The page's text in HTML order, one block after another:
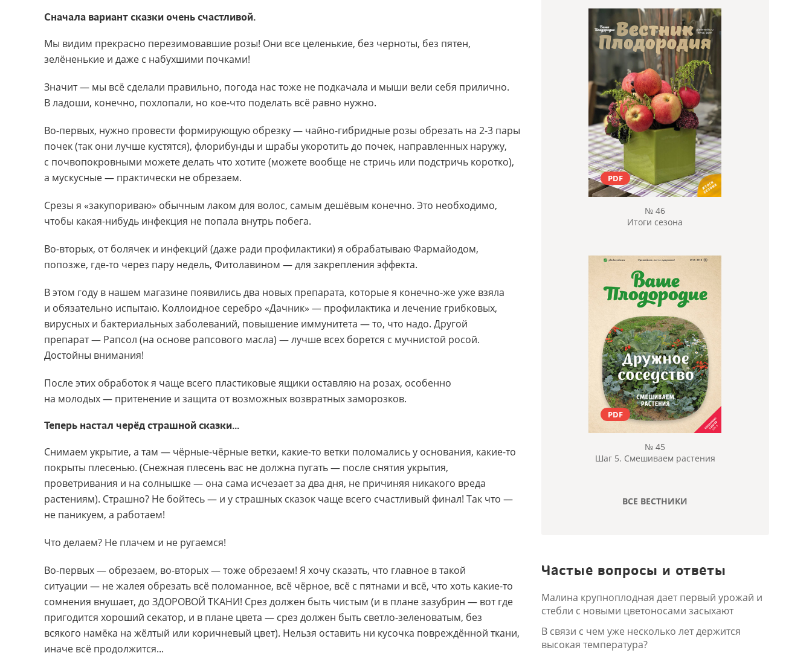
Сначала вар​иант сказки очень счастливой.
Мы видим прекрасно перезимовавшие розы! Они все целенькие, без черноты, без пятен,
зелёненькие и даже с набухшими почками!
Значит — мы всё сделали правильно, погода нас тоже не подкачала и мыши вели себя прилично.
В ладоши, конечно, похлопали, но кое-что поделать всё равно нужно.
Во-первых, нужно провести формирующую обрезку — чайно-гибридные розы обрезать на 2-3 пары
почек (так они лучше кустятся), флорибунды и шрабы укоротить до почек, направленных наружу,
с почвопокровными можете делать что хотите (можете вообще не стричь или подстричь коротко),
а мускусные — практически не обрезаем.
Срезы я «закупориваю» обычным лаком для волос, самым дешёвым конечно. Это необходимо,
чтобы какая-нибудь инфекция не попала внутрь побега.
Во-вторых, от болячек и инфекций (даже ради профилактики) я обрабатываю Фармайодом,
попозже, где-то через пару недель, Фитолавином — для закрепления эффекта.
В этом году в нашем магазине появились два новых препарата, которые я конечно-же уже взяла
и обязательно испытаю. Коллоидное серебро «Дачник» — профилактика и лечение грибковых,
вирусных и бактериальных заболеваний, повышение иммунитета — то, что надо. Другой
препарат — Рапсол (на основе рапсового масла) — лучше всех борется с мучнистой росой.
Достойны внимания!
После этих обработок я чаще всего пластиковые ящики оставляю на розах, особенно
на молодых — притенение и защита от возможных возвратных заморозков.
Теперь настал черёд стра​шной сказки...
Снимаем укрытие, а там — чёрные-чёрные ветки, какие-то ветки поломались у основания, какие-то
покрыты плесенью. (Снежная плесень вас не должна пугать — после снятия укрытия,
проветривания и на солнышке — она сама исчезает за два дня, не причиняя никакого вреда
растениям). Страшно? Не бойтесь — и у страшных сказок чаще всего счастливый финал! Так что —
не паникуем, а работаем!
Что делаем? Не плачем и не ругаемся!
Во-первых — обрезаем, во-вторых — тоже обрезаем! Я хочу сказать, что главное в такой
ситуации — не жалея обрезать всё поломанное, всё чёрное, всё с пятнами и всё, что хоть какие-то
сомнения внушает, до ЗДОРОВОЙ ТКАНИ! Срез должен быть чистым (и в плане зазубрин — вот где
пригодится хороший секатор, и в плане цвета — срез должен быть светло-зеленоватым, без
всякого намёка на жёлтый или коричневый цвет). Нельзя оставить ни кусочка повреждённой ткани,
иначе всё продолжится...
PDF
№ 46
Итоги сезона
PDF
№ 45
Шаг 5. Смешиваем растения
ВСЕ ВЕСТНИКИ
Частые вопросы и ответы
Малина крупноплодная дает первый урожай и
стебли с новыми цветоносами засыхают
В связи с чем уже несколько лет держится
высокая температура?